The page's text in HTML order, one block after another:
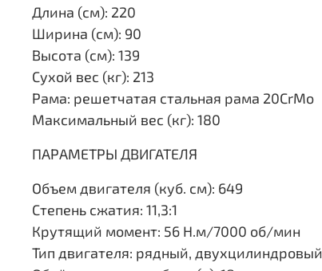
Длина (см): 220
Ширина (см): 90
Высота (см): 139
Сухой вес (кг): 213
Рама: решетчатая стальная рама 20CrMo
Максимальный вес (кг): 180
ПАРАМЕТРЫ ДВИГАТЕЛЯ
Объем двигателя (куб. см): 649
Степень сжатия: 11,3:1
Крутящий момент: 56 Н.м/7000 об/мин
Тип двигателя: рядный,